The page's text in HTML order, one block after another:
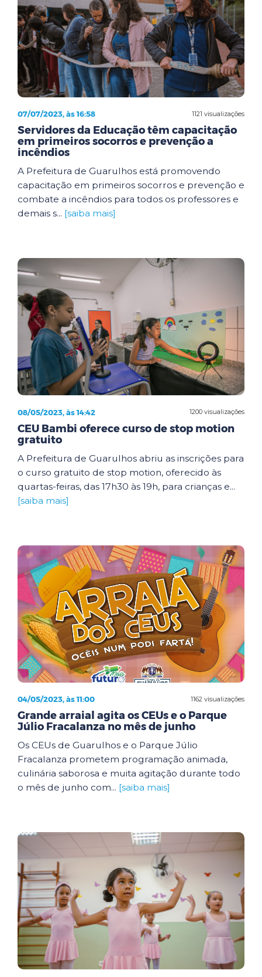
1121 visualizações
07/07/2023, às 16:58
Servidores da Educação têm capacitação
em primeiros socorros e prevenção a
incêndios
A Prefeitura de Guarulhos está promovendo
capacitação em primeiros socorros e prevenção e
combate a incêndios para todos os professores e
demais s... [saiba mais]
1200 visualizações
08/05/2023, às 14:42
CEU Bambi oferece curso de stop motion
gratuito
A Prefeitura de Guarulhos abriu as inscrições para
o curso gratuito de stop motion, oferecido às
quartas-feiras, das 17h30 às 19h, para crianças e...
[saiba mais]
1162 visualizações
04/05/2023, às 11:00
Grande arraial agita os CEUs e o Parque
Júlio Fracalanza no mês de junho
Os CEUs de Guarulhos e o Parque Júlio
Fracalanza prometem programação animada,
culinária saborosa e muita agitação durante todo
o mês de junho com... [saiba mais]